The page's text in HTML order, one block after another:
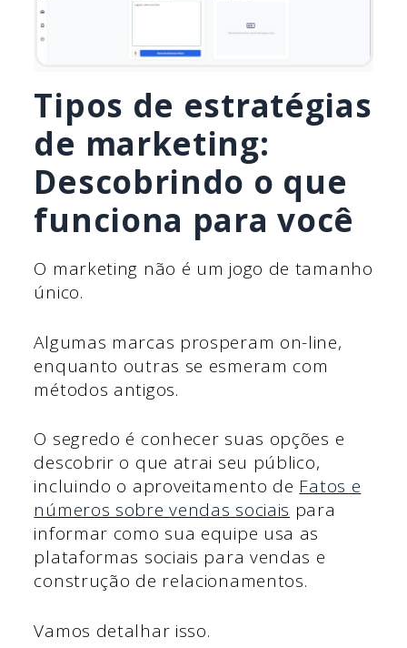
Tipos de estratégias
de marketing:
Descobrindo o que
funciona para você
O marketing não é um jogo de tamanho
único.
Algumas marcas prosperam on-line,
enquanto outras se esmeram com
métodos antigos.
O segredo é conhecer suas opções e
descobrir o que atrai seu público,
incluindo o aproveitamento de Fatos e
números sobre vendas sociais para
informar como sua equipe usa as
plataformas sociais para vendas e
construção de relacionamentos.
Vamos detalhar isso.